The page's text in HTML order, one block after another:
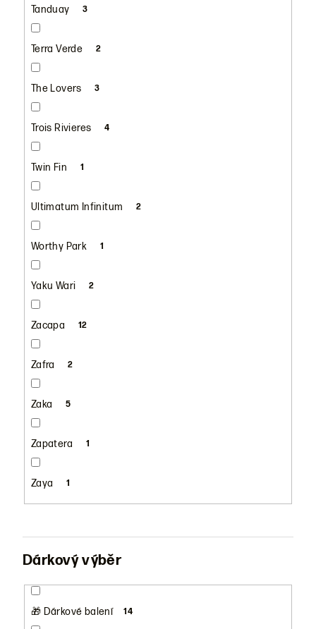
Tanduay 3
Terra Verde 2
The Lovers 3
Trois Rivieres 4
Twin Fin 1
Ultimatum Infinitum 2
Worthy Park 1
Yaku Wari 2
Zacapa 12
Zafra 2
Zaka 5
Zapatera 1
Zaya 1
Dárkový výběr
🎁 Dárkové balení 14